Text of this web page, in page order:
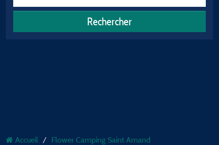
Rechercher
Accueil
Flower Camping Saint Amand